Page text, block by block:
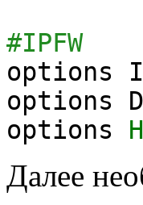
#IPFW
options
options
options
Далее